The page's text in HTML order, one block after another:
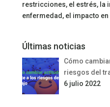
restricciones, el estrés, la
enfermedad, el impacto
Últimas noticias
Cómo
riesgos del
6 julio 2022